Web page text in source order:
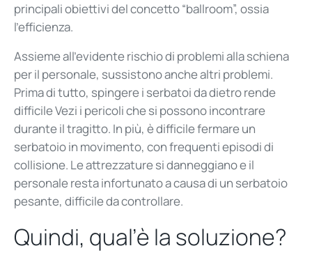
principali obiettivi del concetto “ballroom”, ossia
l’efficienza.
Assieme all’evidente rischio di problemi alla schiena
per il personale, sussistono anche altri problemi.
Prima di tutto, spingere i serbatoi da dietro rende
difficile Vezi i pericoli che si possono incontrare
durante il tragitto. In più, è difficile fermare un
serbatoio in movimento, con frequenti episodi di
collisione. Le attrezzature si danneggiano e il
personale resta infortunato a causa di un serbatoio
pesante, difficile da controllare.
Quindi, qual’è la soluzione?